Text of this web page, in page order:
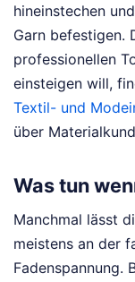
hineinstechen
Garn befestigen.
professionellen
einsteigen will,
Textil- und
über
Was tun
Manchmal lässt
meistens an der
Fadenspannung.